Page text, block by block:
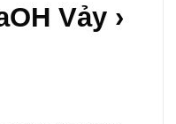
Vảy ›